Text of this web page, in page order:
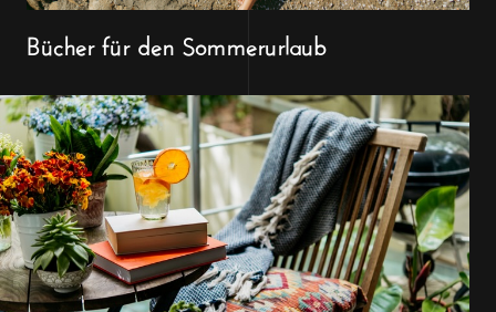
Bücher für den Sommerurlaub